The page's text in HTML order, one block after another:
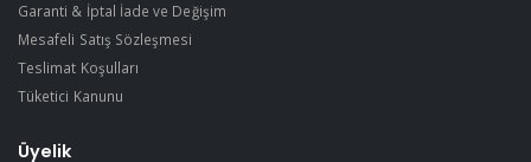
Garanti & İptal İade ve Değişim
Mesafeli Satış Sözleşmesi
Teslimat Koşulları
Tüketici Kanunu
Üyelik